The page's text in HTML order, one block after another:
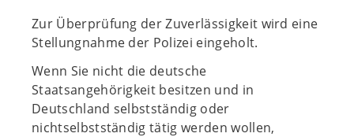
Zur Überprüfung der Zuverlässigkeit wird eine
Stellungnahme der Polizei eingeholt.
Wenn Sie nicht die deutsche
Staatsangehörigkeit besitzen und in
Deutschland selbstständig oder
nichtselbstständig tätig werden wollen,